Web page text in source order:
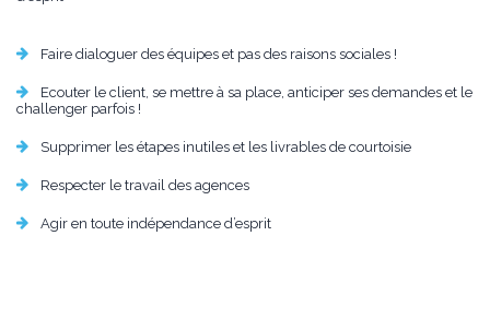
Faire dialoguer des équipes et pas des raisons sociales !
Ecouter le client, se mettre à sa place, anticiper ses demandes et le
challenger parfois !
Supprimer les étapes inutiles et les livrables de courtoisie
Respecter le travail des agences
Agir en toute indépendance d’esprit